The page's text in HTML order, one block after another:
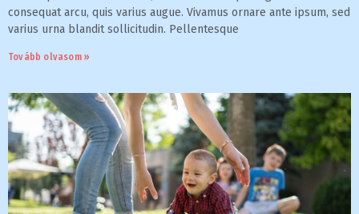
consequat arcu, quis varius augue. Vivamus ornare ante ipsum, sed
varius urna blandit sollicitudin. Pellentesque
Tovább olvasom »